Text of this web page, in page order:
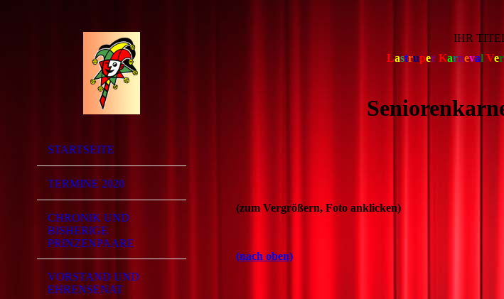
STARTSEITE
TERMINE 2020
CHRONIK UND
BISHERIGE
PRINZENPAARE
VORSTAND UND
EHRENSENAT
IHR
Lastruper Karneval Ver
(zum Vergrößern, Foto anklicken)
(nach oben)